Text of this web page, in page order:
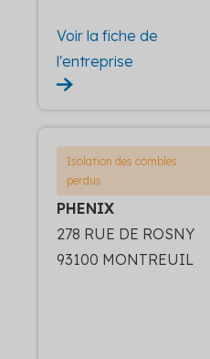
Voir la fiche de
l'entreprise
Isolation des combles
perdus
PHENIX
278 RUE DE ROSNY
93100 MONTREUIL